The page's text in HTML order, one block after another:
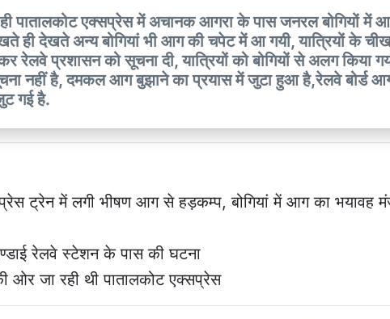
पातालकोट एक्सप्रेस में अचानक आगरा के पास जनरल बोगियों में
ही देखते अन्य बोगियां भी आग की चपेट में आ गयी, यात्रियों के
रेलवे प्रशासन को सूचना दी, यात्रियों को बोगियों से अलग किया
नहीं है, दमकल आग बुझाने का प्रयास में जुटा हुआ है,रेलवे बोर्ड
गई है.
ट्रेन में लगी भीषण आग से हड़कम्प, बोगियां में आग का भयावह
रेलवे स्टेशन के पास की घटना
ओर जा रही थी पातालकोट एक्सप्रेस